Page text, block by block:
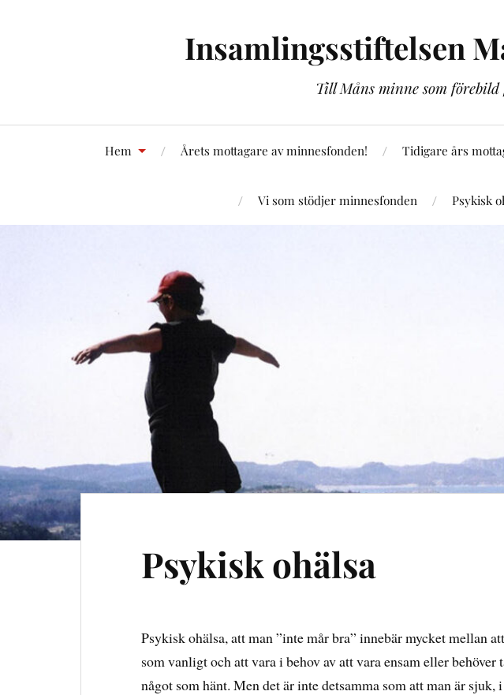
Insamlingsstiftelsen
Till Måns minne som förebild
Hem Årets mottagare av minnesfonden! Tidigare års
Vi som stödjer minnesfonden Psykisk
Psykisk ohälsa
Psykisk ohälsa, att man ”inte mår bra” innebär mycket mellan
som vanligt och att vara i behov av att vara ensam eller behöver
något som hänt. Men det är inte detsamma som att man är sjuk,